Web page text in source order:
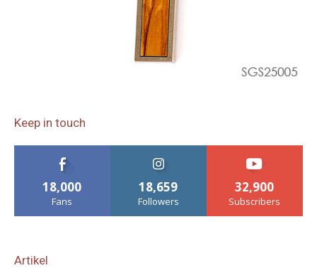
Keep in touch
18,000
Fans
18,659
Followers
32,900
Subscribers
Artikel